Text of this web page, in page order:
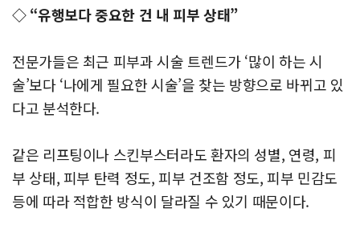
◇ “유행보다 중요한 건 내 피부 상태”
전문가들은 최근 피부과 시술 트렌드가 ‘많이 하는 시
술’보다 ‘나에게 필요한 시술’을 찾는 방향으로 바뀌고 있
다고 분석한다.
같은 리프팅이나 스킨부스터라도 환자의 성별, 연령, 피
부 상태, 피부 탄력 정도, 피부 건조함 정도, 피부 민감도
등에 따라 적합한 방식이 달라질 수 있기 때문이다.